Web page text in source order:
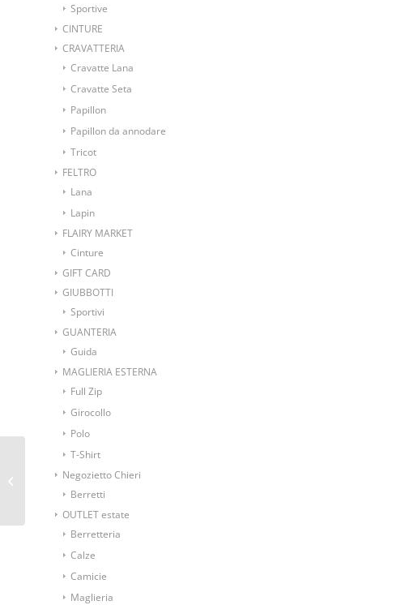
Sportive
CINTURE
CRAVATTERIA
Cravatte Lana
Cravatte Seta
Papillon
Papillon da annodare
Tricot
FELTRO
Lana
Lapin
FLAIRY MARKET
Cinture
GIFT CARD
GIUBBOTTI
Sportivi
GUANTERIA
Guida
MAGLIERIA ESTERNA
Full Zip
Girocollo
Polo
T-Shirt
Negozietto Chieri
Berretti
OUTLET estate
Berretteria
Calze
Camicie
Maglieria
Cuffia costa larga 100%
merinos